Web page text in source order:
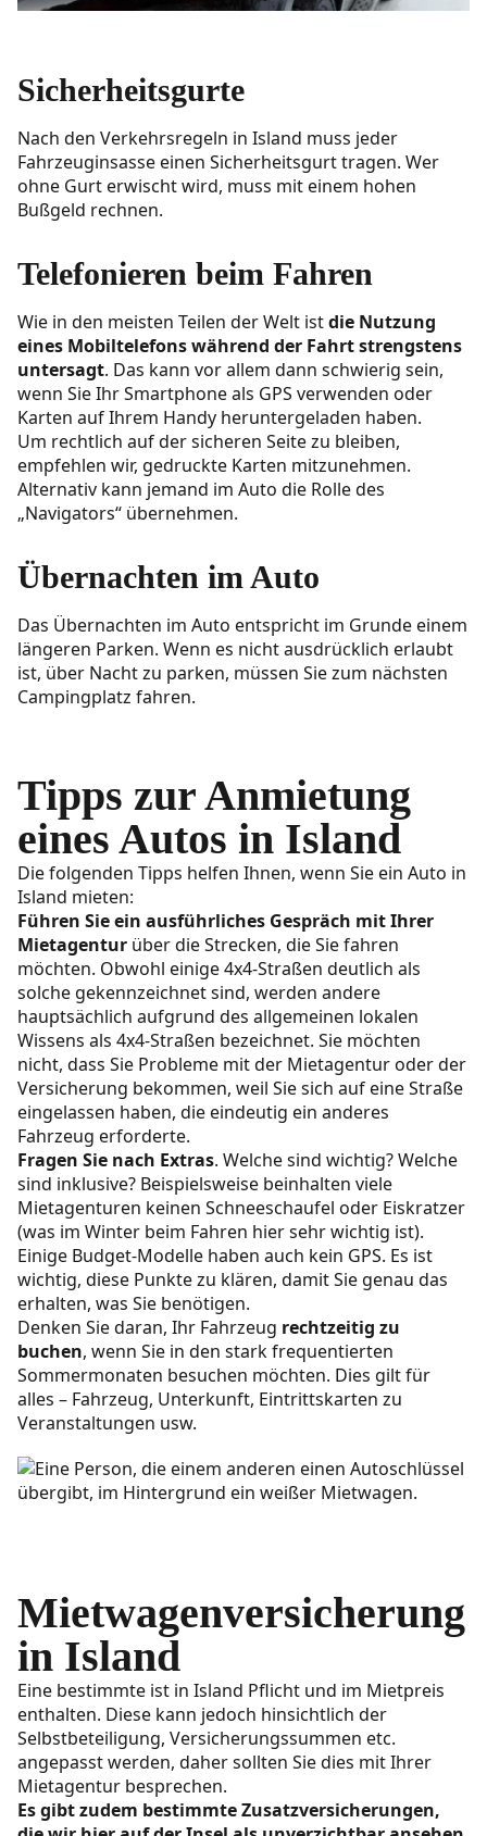
Sicherheitsgurte
Nach den Verkehrsregeln in Island muss jeder
Fahrzeuginsasse einen Sicherheitsgurt tragen. Wer
ohne Gurt erwischt wird, muss mit einem hohen
Bußgeld rechnen.
Telefonieren beim Fahren
Wie in den meisten Teilen der Welt istdie Nutzung
eines Mobiltelefons während der Fahrt strengstens
untersagt. Das kann vor allem dann schwierig sein,
wenn Sie Ihr Smartphone als GPS verwenden oder
Karten auf Ihrem Handy heruntergeladen haben.
Um rechtlich auf der sicheren Seite zu bleiben,
empfehlen wir, gedruckte Karten mitzunehmen.
Alternativ kann jemand im Auto die Rolle des
„Navigators“ übernehmen.
Übernachten im Auto
Das Übernachten im Auto entspricht im Grunde einem
längeren Parken. Wenn es nicht ausdrücklich erlaubt
ist, über Nacht zu parken, müssen Sie zum nächsten
Campingplatz fahren.
Tipps zur Anmietung
eines Autos in Island
Die folgenden Tipps helfen Ihnen, wenn Sie ein Auto in
Island mieten:
Führen Sie ein ausführliches Gespräch mit Ihrer
Mietagentur über die Strecken, die Sie fahren
möchten. Obwohl einige 4x4-Straßen deutlich als
solche gekennzeichnet sind, werden andere
hauptsächlich aufgrund des allgemeinen lokalen
Wissens als 4x4-Straßen bezeichnet. Sie möchten
nicht, dass Sie Probleme mit der Mietagentur oder der
Versicherung bekommen, weil Sie sich auf eine Straße
eingelassen haben, die eindeutig ein anderes
Fahrzeug erforderte.
Fragen Sie nach Extras. Welche sind wichtig? Welche
sind inklusive? Beispielsweise beinhalten viele
Mietagenturen keinen Schneeschaufel oder Eiskratzer
(was im Winter beim Fahren hier sehr wichtig ist).
Einige Budget-Modelle haben auch kein GPS. Es ist
wichtig, diese Punkte zu klären, damit Sie genau das
erhalten, was Sie benötigen.
Denken Sie daran, Ihr Fahrzeug rechtzeitig zu
buchen, wenn Sie in den stark frequentierten
Sommermonaten besuchen möchten. Dies gilt für
alles – Fahrzeug, Unterkunft, Eintrittskarten zu
Veranstaltungen usw.
Mietwagenversicherung
in Island
Eine bestimmte ist in Island Pflicht und im Mietpreis
enthalten. Diese kann jedoch hinsichtlich der
Selbstbeteiligung, Versicherungssummen etc.
angepasst werden, daher sollten Sie dies mit Ihrer
Mietagentur besprechen.
Es gibt zudem bestimmte Zusatzversicherungen,